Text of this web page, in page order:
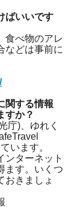
ばいいです
食べ物のアレ
などは事前に
関する情報
すか？
庁)、ゆれく
います。
ンターネット
ます。いくつ
おきましょ